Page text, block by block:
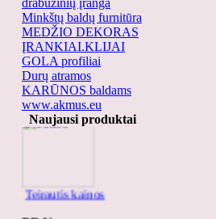
drabužinių įranga
Minkštų baldų furnitūra
MEDŽIO DEKORAS
ĮRANKIAI.KLIJAI
GOLA profiliai
Durų atramos
KARŪNOS baldams
www.akmus.eu
Naujausi produktai
16800
Teirautis kainos